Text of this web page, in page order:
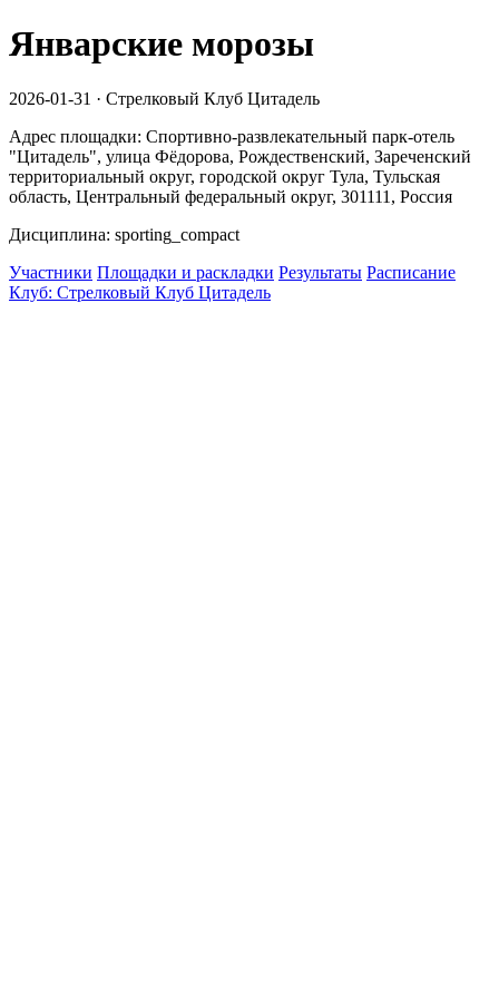
Январские морозы
2026-01-31 · Стрелковый Клуб Цитадель
Адрес площадки: Спортивно-развлекательный парк-отель
"Цитадель", улица Фёдорова, Рождественский, Зареченский
территориальный округ, городской округ Тула, Тульская
область, Центральный федеральный округ, 301111, Россия
Дисциплина: sporting_compact
Участники Площадки и раскладки Результаты Расписание
Клуб: Стрелковый Клуб Цитадель